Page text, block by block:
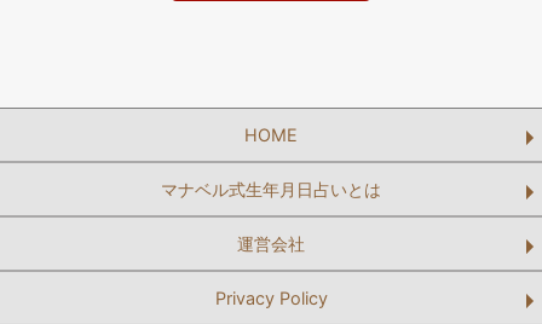
HOME
マナベル式生年月日占いとは
運営会社
Privacy Policy